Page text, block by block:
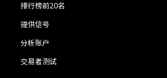
排行榜前20名
提供信号
分析账户
交易者测试